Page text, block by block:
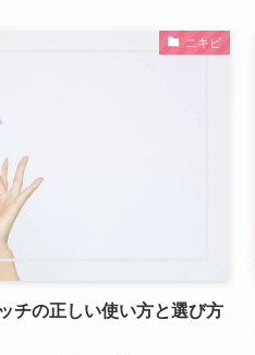
ニキビ
チの正しい使い方と選び方